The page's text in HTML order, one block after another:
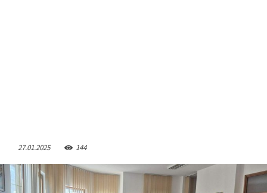
27.01.2025 144